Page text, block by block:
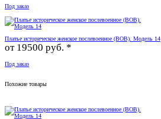
Под заказ
Платье историческое женское послевоенное (ВОВ). Модель 14
от 19500 руб. *
Под заказ
Похожие товары